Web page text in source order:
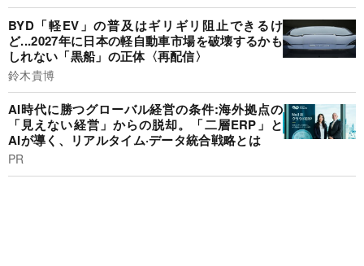
BYD「軽EV」の普及はギリギリ阻止できるけ
ど...2027年に日本の軽自動車市場を破壊するかも
しれない「黒船」の正体〈再配信〉
鈴木貴博
AI時代に勝つグローバル経営の条件:海外拠点の
「見えない経営」からの脱却。「二層ERP」と
AIが導く、リアルタイム·データ統合戦略とは
PR